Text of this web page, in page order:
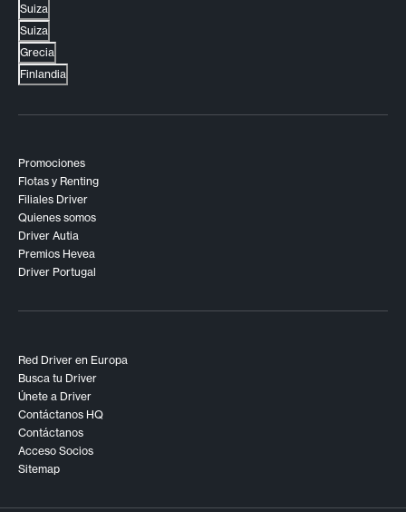
Suiza
Suiza
Grecia
Finlandia
Promociones
Flotas y Renting
Filiales Driver
Quienes somos
Driver Autia
Premios Hevea
Driver Portugal
Red Driver en Europa
Busca tu Driver
Únete a Driver
Contáctanos HQ
Contáctanos
Acceso Socios
Sitemap